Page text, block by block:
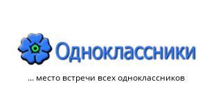
... место встречи всех одноклассников